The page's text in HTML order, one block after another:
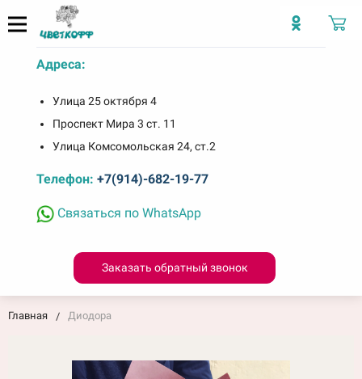
Адреса:
Улица 25 октября 4
Проспект Мира 3 ст. 11
Улица Комсомольская 24, ст.2
Телефон: +7(914)-682-19-77
Связаться по WhatsApp
Заказать обратный звонок
Главная Диодора